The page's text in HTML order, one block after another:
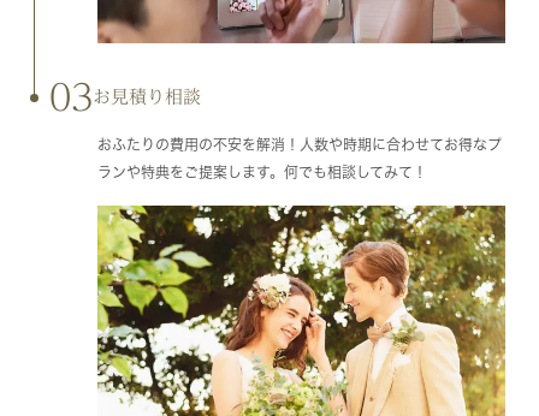
03お見積り相談
おふたりの費用の不安を解消！人数や時期に合わせてお得なプ
ランや特典をご提案します。何でも相談してみて！